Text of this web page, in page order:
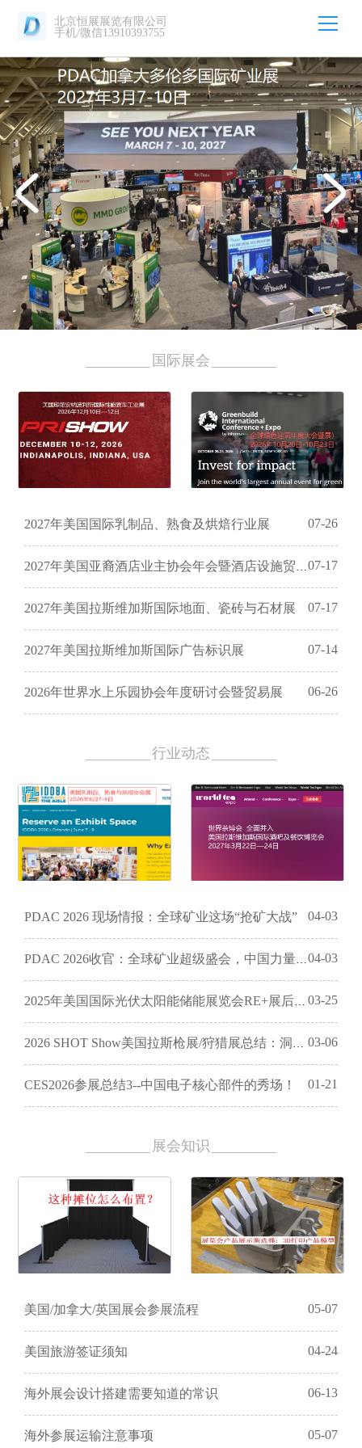
北京恒展展览有限公司
手机/微信13910393755
国际展会
国际性能赛车工业展
会暨展会
07-26
2027年美国国际乳制品、熟食及烘焙行业展
07-17
2027年美国亚裔酒店业主协会年会暨酒店设施贸易展
07-17
2027年美国拉斯维加斯国际地面、瓷砖与石材展
07-14
2027年美国拉斯维加斯国际广告标识展
06-26
2026年世界水上乐园协会年度研讨会暨贸易展
行业动态
04-03
​PDAC 2026 现场情报：全球矿业这场“抢矿大战”
04-03
PDAC 2026收官：全球矿业超级盛会，中国力量闪耀多伦多
03-25
2025年美国国际光伏太阳能储能展览会RE+展后报告
03-06
2026 SHOT Show美国拉斯枪展/狩猎展总结：洞察与参考
01-21
CES2026参展总结3--中国电子核心部件的秀场！
展会知识
05-07
美国/加拿大/英国展会参展流程
04-24
美国旅游签证须知
06-13
海外展会设计搭建需要知道的常识
05-07
海外参展运输注意事项